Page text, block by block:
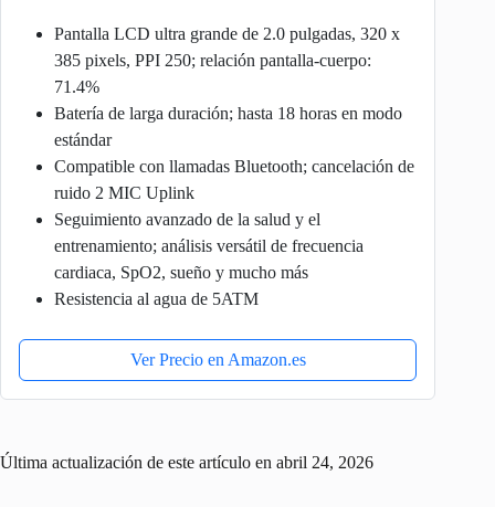
Pantalla LCD ultra grande de 2.0 pulgadas, 320 x
385 pixels, PPI 250; relación pantalla-cuerpo:
71.4%
Batería de larga duración; hasta 18 horas en modo
estándar
Compatible con llamadas Bluetooth; cancelación de
ruido 2 MIC Uplink
Seguimiento avanzado de la salud y el
entrenamiento; análisis versátil de frecuencia
cardiaca, SpO2, sueño y mucho más
Resistencia al agua de 5ATM
Ver Precio en Amazon.es
Última actualización de este artículo en abril 24, 2026